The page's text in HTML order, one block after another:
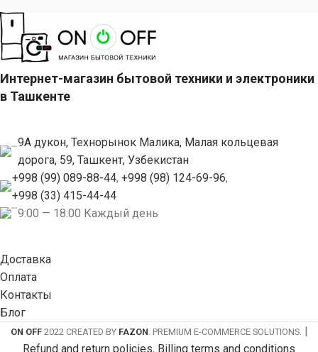
Интернет-магазин бытовой техники и электроники
в Ташкенте
9А дукон, Технорынок Малика, Малая кольцевая
дорога, 59, Ташкент, Узбекистан
+998 (99) 089-88-44, +998 (98) 124-69-96,
+998 (33) 415-44-44
9:00 — 18:00 Каждый день
Доставка
Оплата
Контакты
Блог
ON OFF 2022 CREATED BY FAZON . PREMIUM E-COMMERCE SOLUTIONS.|
Refund and return policies, Billing terms and conditions